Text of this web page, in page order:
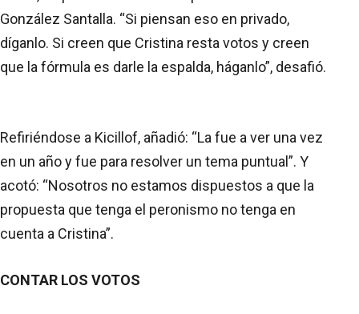
González Santalla. “Si piensan eso en privado,
díganlo. Si creen que Cristina resta votos y creen
que la fórmula es darle la espalda, háganlo”, desafió.
Refiriéndose a Kicillof, añadió: “La fue a ver una vez
en un año y fue para resolver un tema puntual”. Y
acotó: “Nosotros no estamos dispuestos a que la
propuesta que tenga el peronismo no tenga en
cuenta a Cristina”.
CONTAR LOS VOTOS